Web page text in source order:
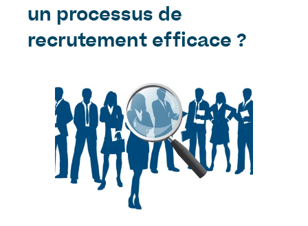
un processus de
recrutement efficace ?